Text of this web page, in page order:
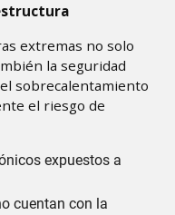
extremas no solo
la seguridad
sobrecalentamiento
el riesgo de
expuestos a
cuentan con la